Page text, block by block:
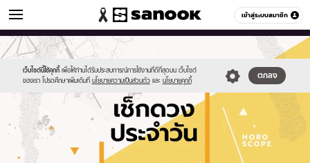
เข้าสู่ระบบสมาชิก
ดูดวง หมวดอื่นๆ
เว็บไซต์นี้ใช้คุกกี้ เพื่อให้ท่านได้รับประสบการณ์การใช้งานที่ดีที่สุดบน เว็บไซต์
ของเรา โปรดศึกษาเพิ่มเติมที่ นโยบายความเป็นส่วนตัว และ นโยบายคุกกี้
ตกลง
Sanook
//s.isanook.com/sr/0/images/logo-
new-
sanook.png
600
60
//s.isanook.com/ho/0/ud/fxd/day/daily-
horoscope-
monday.jpg